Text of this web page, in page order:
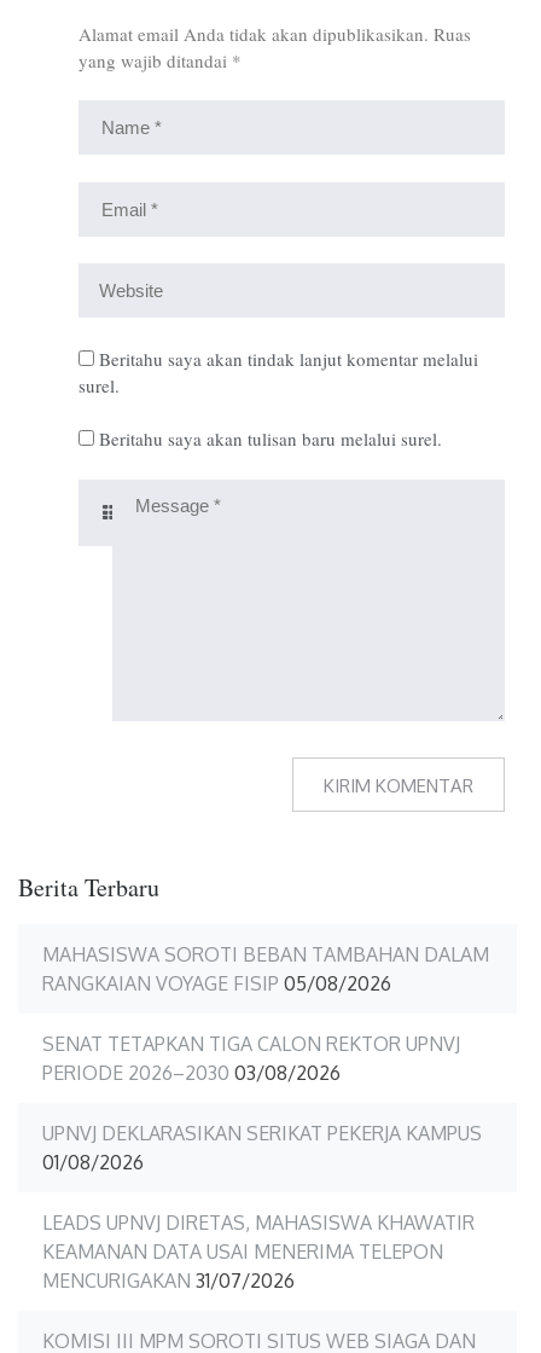
Alamat email Anda tidak akan dipublikasikan. Ruas
yang wajib ditandai *
Beritahu saya akan tindak lanjut komentar melalui
surel.
Beritahu saya akan tulisan baru melalui surel.
Berita Terbaru
MAHASISWA SOROTI BEBAN TAMBAHAN DALAM
RANGKAIAN VOYAGE FISIP 05/08/2026
SENAT TETAPKAN TIGA CALON REKTOR UPNVJ
PERIODE 2026–2030 03/08/2026
UPNVJ DEKLARASIKAN SERIKAT PEKERJA KAMPUS
01/08/2026
LEADS UPNVJ DIRETAS, MAHASISWA KHAWATIR
KEAMANAN DATA USAI MENERIMA TELEPON
MENCURIGAKAN 31/07/2026
KOMISI III MPM SOROTI SITUS WEB SIAGA DAN